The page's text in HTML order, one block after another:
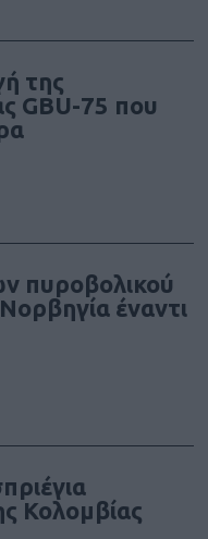
της
GBU-75 που
πυροβολικού
έναντι
Κολομβίας